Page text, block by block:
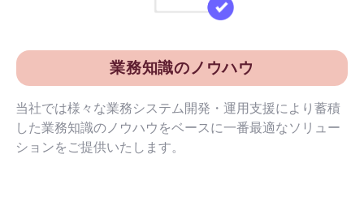
業務知識のノウハウ
当社では様々な業務システム開発・運用支援により蓄積
した業務知識のノウハウをベースに一番最適なソリュー
ションをご提供いたします。